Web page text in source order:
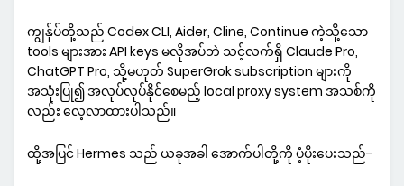
ကျွန်ုပ်တို့သည် Codex CLI, Aider, Cline, Continue ကဲ့သို့သော
tools များအား API keys မလိုအပ်ဘဲ သင့်လက်ရှိ Claude Pro,
ChatGPT Pro, သို့မဟုတ် SuperGrok subscription များကို
အသုံးပြု၍ အလုပ်လုပ်နိုင်စေမည့် local proxy system အသစ်ကို
လည်း လေ့လာထားပါသည်။
ထို့အပြင် Hermes သည် ယခုအခါ အောက်ပါတို့ကို ပံ့ပိုးပေးသည်-